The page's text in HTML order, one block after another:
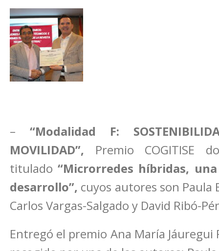
– “Modalidad F:
MOVILIDAD”, Premio COGITISE
titulado“Microrredes híbridas,
desarrollo”, cuyos autores son Paula
Carlos Vargas-Salgado y David Ribó-
Entregó el premio Ana María